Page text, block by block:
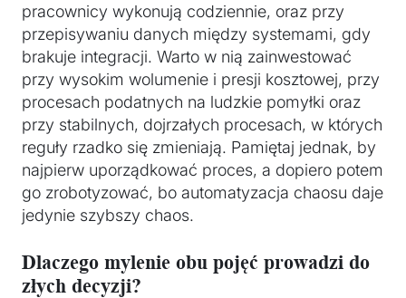
pracownicy wykonują codziennie, oraz przy
przepisywaniu danych między systemami, gdy
brakuje integracji. Warto w nią zainwestować
przy wysokim wolumenie i presji kosztowej, przy
procesach podatnych na ludzkie pomyłki oraz
przy stabilnych, dojrzałych procesach, w których
reguły rzadko się zmieniają. Pamiętaj jednak, by
najpierw uporządkować proces, a dopiero potem
go zrobotyzować, bo automatyzacja chaosu daje
jedynie szybszy chaos.
Dlaczego mylenie obu pojęć prowadzi do
złych decyzji?